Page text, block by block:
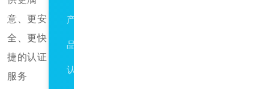
意、更安
全、更快
捷的认证
服务
产
品
认